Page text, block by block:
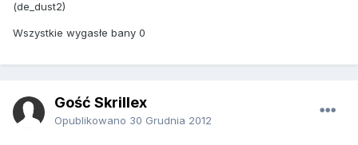
(de_dust2)
Wszystkie wygasłe bany 0
Gość Skrillex
Opublikowano 30 Grudnia 2012